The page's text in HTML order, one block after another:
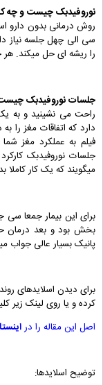
نوروفیدبک چیست و چه
روش درمانی بدون دارو
سی الی چهل جلسه نیاز
را ریشه ای حل میکند.
جلسات نوروفیدبک
راحت می نشینید و به
دارد که اتفاقات مغز را
فیلم به عملکرد مغز
جلسات نوروفیدبک
میگویند که یک کار
برای این بیمار جمعا سی
بخش بود و بعد درمان
پانیک بسیار عالی
برای دیدن اسلایدهای
کرده و یا روی لینک زیر
اصل این مقاله را در
توضیح اسلایدها: